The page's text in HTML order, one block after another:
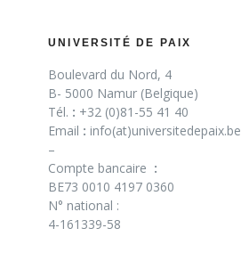
UNIVERSITÉ DE PAIX
Boulevard du Nord, 4
B- 5000 Namur (Belgique)
Tél. : +32 (0)81-55 41 40
Email : info(at)universitedepaix.be
–
Compte bancaire :
BE73 0010 4197 0360
N° national :
4-161339-58